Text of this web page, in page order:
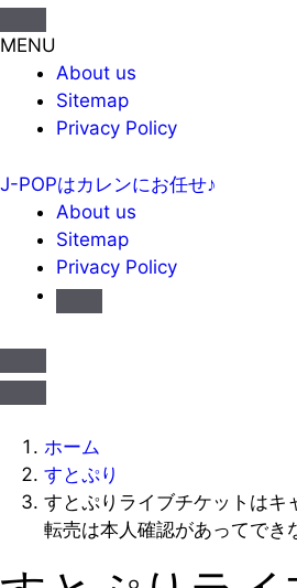
MENU
About us
Sitemap
Privacy Policy
J-POPはカレンにお任せ♪
About us
Sitemap
Privacy Policy
ホーム
すとぷり
すとぷりライブチケットはキ
転売は本人確認があってでき